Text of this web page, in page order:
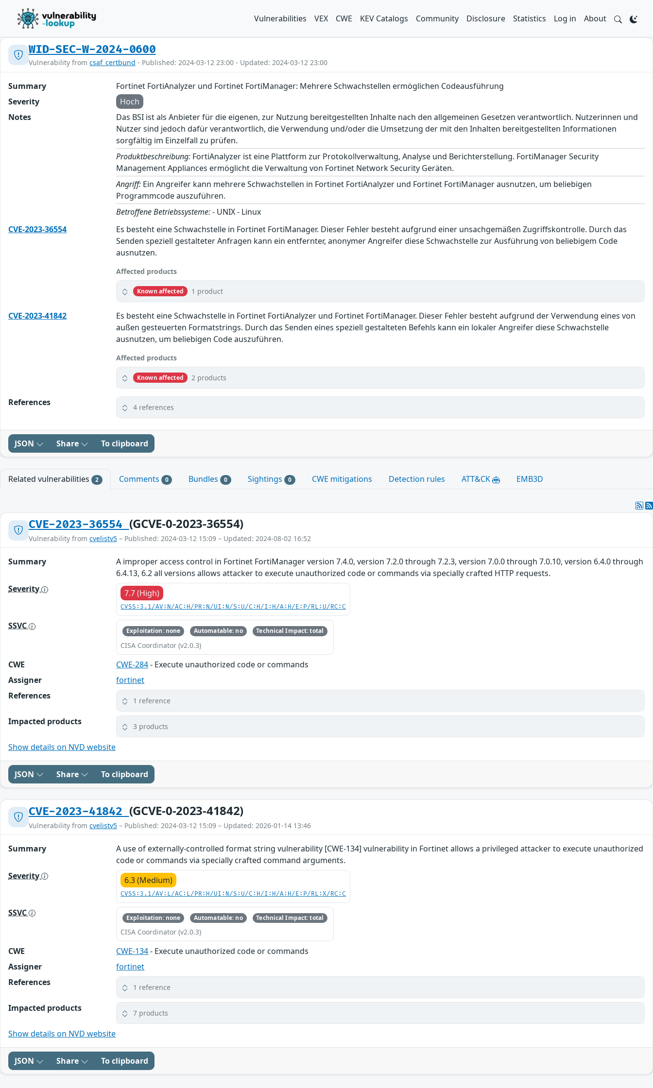
Vulnerabilities VEX CWE KEV Catalogs Community Disclosure Statistics Log in About
WID-SEC-W-2024-0600
Vulnerability from csaf_certbund - Published: 2024-03-12 23:00 - Updated: 2024-03-12 23:00
Summary
Fortinet FortiAnalyzer und Fortinet FortiManager: Mehrere Schwachstellen ermöglichen Codeausführung
Severity
Hoch
Notes
Das BSI ist als Anbieter für die eigenen, zur Nutzung bereitgestellten Inhalte nach den allgemeinen Gesetzen verantwortlich. Nutzerinnen und
Nutzer sind jedoch dafür verantwortlich, die Verwendung und/oder die Umsetzung der mit den Inhalten bereitgestellten Informationen
sorgfältig im Einzelfall zu prüfen.
Produktbeschreibung: FortiAnalyzer ist eine Plattform zur Protokollverwaltung, Analyse und Berichterstellung. FortiManager Security
Management Appliances ermöglicht die Verwaltung von Fortinet Network Security Geräten.
Angriff: Ein Angreifer kann mehrere Schwachstellen in Fortinet FortiAnalyzer und Fortinet FortiManager ausnutzen, um beliebigen
Programmcode auszuführen.
Betroffene Betriebssysteme:- UNIX - Linux
CVE-2023-36554
Es besteht eine Schwachstelle in Fortinet FortiManager. Dieser Fehler besteht aufgrund einer unsachgemäßen Zugriffskontrolle. Durch das
Senden speziell gestalteter Anfragen kann ein entfernter, anonymer Angreifer diese Schwachstelle zur Ausführung von beliebigem Code
ausnutzen.
Affected products
Known affected 1 product
CVE-2023-41842
Es besteht eine Schwachstelle in Fortinet FortiAnalyzer und Fortinet FortiManager. Dieser Fehler besteht aufgrund der Verwendung eines von
außen gesteuerten Formatstrings. Durch das Senden eines speziell gestalteten Befehls kann ein lokaler Angreifer diese Schwachstelle
ausnutzen, um beliebigen Code auszuführen.
Affected products
Known affected 2 products
References 4 references
JSON Share To clipboard
Related vulnerabilities 2 Comments 0 Bundles 0 Sightings 0 CWE mitigations Detection rules ATT&CK EMB3D
CVE-2023-36554 (GCVE-0-2023-36554)
Vulnerability from cvelistv5 – Published: 2024-03-12 15:09 – Updated: 2024-08-02 16:52
Summary
A improper access control in Fortinet FortiManager version 7.4.0, version 7.2.0 through 7.2.3, version 7.0.0 through 7.0.10, version 6.4.0 through
6.4.13, 6.2 all versions allows attacker to execute unauthorized code or commands via specially crafted HTTP requests.
Severity
7.7 (High)
CVSS:3.1/AV:N/AC:H/PR:N/UI:N/S:U/C:H/I:H/A:H/E:P/RL:U/RC:C
SSVC Exploitation: none Automatable: no Technical Impact: total
CISA Coordinator (v2.0.3)
CWE CWE-284- Execute unauthorized code or commands
Assigner
fortinet
References
1 reference
Impacted products 3 products
Show details on NVD website
JSON Share To clipboard
CVE-2023-41842 (GCVE-0-2023-41842)
Vulnerability from cvelistv5 – Published: 2024-03-12 15:09 – Updated: 2026-01-14 13:46
Summary
A use of externally-controlled format string vulnerability [CWE-134] vulnerability in Fortinet allows a privileged attacker to execute unauthorized
code or commands via specially crafted command arguments.
Severity
6.3 (Medium)
CVSS:3.1/AV:L/AC:L/PR:H/UI:N/S:U/C:H/I:H/A:H/E:P/RL:X/RC:C
SSVC Exploitation: none Automatable: no Technical Impact: total
CISA Coordinator (v2.0.3)
CWE CWE-134- Execute unauthorized code or commands
Assigner
fortinet
References
1 reference
Impacted products 7 products
Show details on NVD website
JSON Share To clipboard